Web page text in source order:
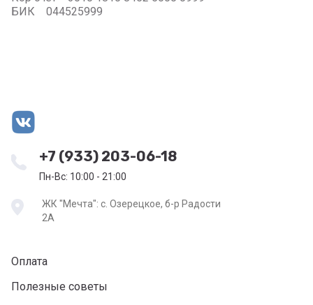
БИК 044525999
+7 (933) 203-06-18
Пн-Вс: 10:00 - 21:00
ЖК "Мечта": с. Озерецкое, б-р Радости
2А
Оплата
Полезные советы